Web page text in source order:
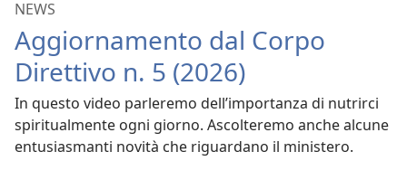
NEWS
Aggiornamento dal Corpo
Direttivo n. 5 (2026)
In questo video parleremo dell’importanza di nutrirci
spiritualmente ogni giorno. Ascolteremo anche alcune
entusiasmanti novità che riguardano il ministero.